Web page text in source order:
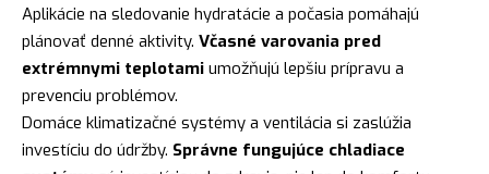
Aplikácie na sledovanie hydratácie a počasia pomáhajú
plánovať denné aktivity. Včasné varovania pred
extrémnymi teplotami umožňujú lepšiu prípravu a
prevenciu problémov.
Domáce klimatizačné systémy a ventilácia si zaslúžia
investíciu do údržby. Správne fungujúce chladiace